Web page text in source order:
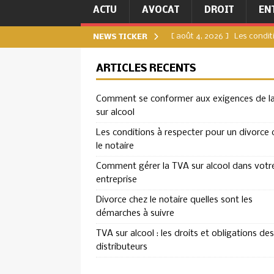
ACTU AVOCAT DROIT
NEWS TICKER [ août 4, 2026 ] Les
[ juillet 27, 2026 ] Divorce
DIVORCE
TVA
[ août 8, 2026 ] Comment
ARTICLES RÉCENTS
Comment se conformer aux exigences de
sur alcool
Les conditions à respecter pour un divorce
le notaire
Comment gérer la TVA sur alcool dans
entreprise
Divorce chez le notaire quelles sont les
démarches à suivre
TVA sur alcool : les droits et obligations des
distributeurs